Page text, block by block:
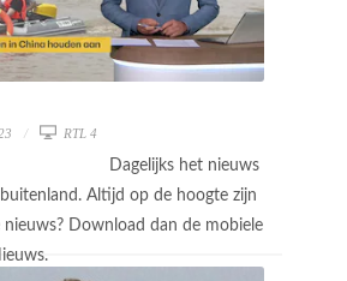
RTL 4
Dagelijks het nieuws
Altijd op de hoogte zijn
Download dan de mobiele